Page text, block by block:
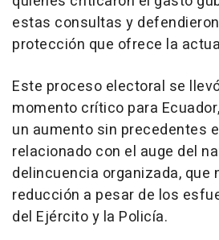
estas consultas y
protección que ofrece la
Este proceso electoral se
momento crítico para
un aumento sin precedentes
relacionado con el auge del
delincuencia organizada, que
reducción a pesar de los
del Ejército y la Policía.